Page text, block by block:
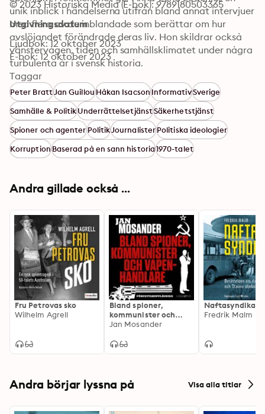
unik inblick i händelserna utifrån bland annat intervjuer
med flera av de inblandade som berättar om hur
avslöjandet förändrade deras liv. Hon skildrar också
vänstervågen, tiden och samhällsklimatet under några
turbulenta år i svensk historia.
© 2023 Historiska Media (E-bok): 9789180503365
Utgivningsdatum
Ljudbok: 12 oktober 2023
E-bok: 12 oktober 2023
Taggar
Peter BrattJan GuillouHåkan IsacsonInformativSverige
Samhälle & PolitikUnderrättelsetjänstSäkerhetstjänst
Spioner och agenterPolitikJournalisterPolitiska ideologier
KorruptionBaserad på en sann historia1970-talet
Andra gillade också ...
Fru Petrovas sko
Wilhelm Agrell
Bland spioner,
kommunister och
vapenhandlare
Jan Mosander
Naftasyndikat
Fredrik Malm
Andra börjar lyssna på Visa alla titlar